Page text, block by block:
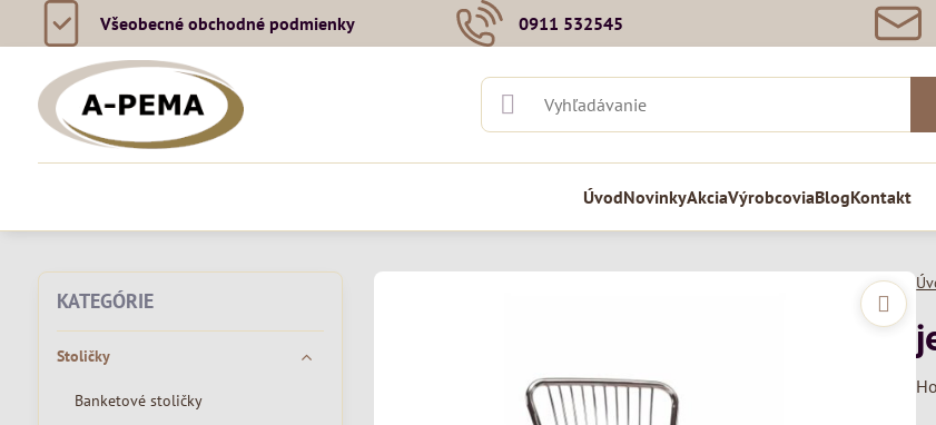
Všeobecné obchodné podmienky 0911 532545
ÚvodNovinkyAkciaVýrobcoviaBlogKontakt
KATEGÓRIE
Stoličky
Banketové stoličky